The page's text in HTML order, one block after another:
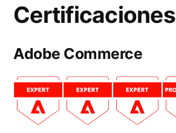
Certificaciones
Adobe Commerce